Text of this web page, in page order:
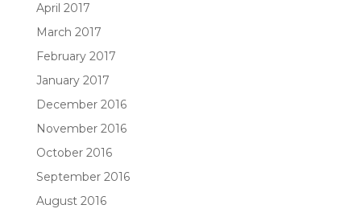
April 2017
March 2017
February 2017
January 2017
December 2016
November 2016
October 2016
September 2016
August 2016